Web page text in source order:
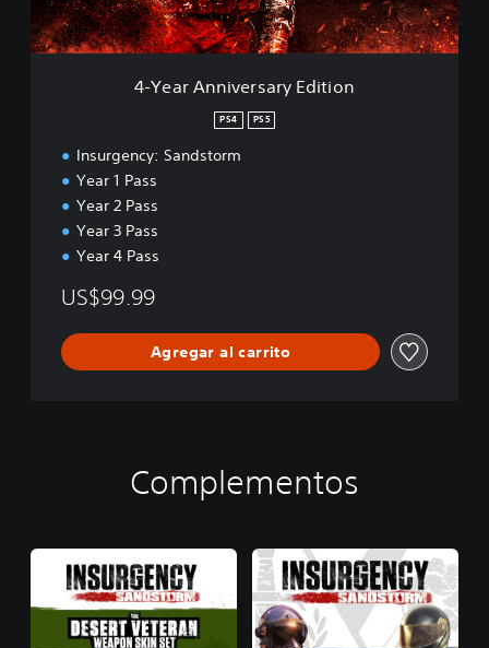
v
e
4-Year Anniversary Edition
PS4 PS5
Insurgency: Sandstorm
Year 1 Pass
Year 2 Pass
Year 3 Pass
Year 4 Pass
US$99.99
Agregar al carrito
Complementos